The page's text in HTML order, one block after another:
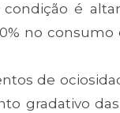
é
no
de
gradativo